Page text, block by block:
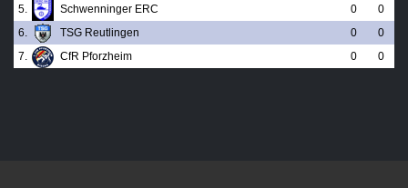
5.
Schwenninger ERC 0
0
6.
TSG Reutlingen 0
0
7.
CfR Pforzheim 0 0